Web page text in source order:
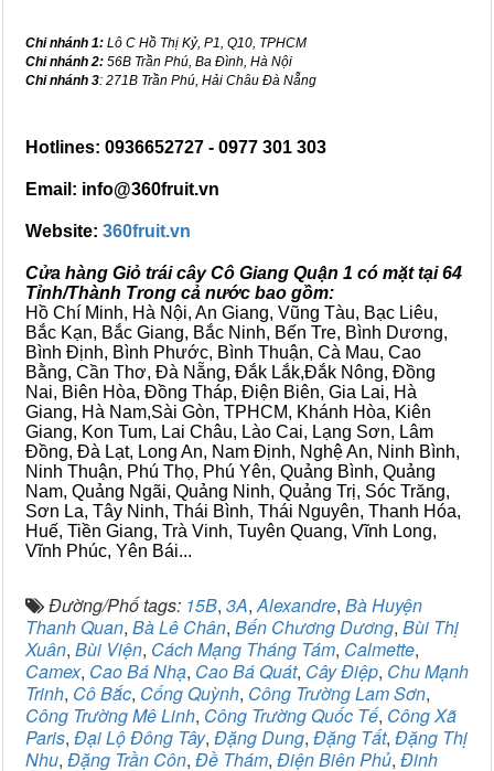
Chi nhánh 1: Lô C Hồ Thị Kỷ, P1, Q10, TPHCM
Chi nhánh 2: 56B Trần Phú, Ba Đình, Hà Nội
Chi nhánh 3: 271B Trần Phú, Hải Châu Đà Nẵng
Hotlines: 0936652727 - 0977 301 303
Email: info@360fruit.vn
Website: 360fruit.vn
Cửa hàng Giỏ trái cây Cô Giang Quận 1 có mặt tại 64
Tỉnh/Thành Trong cả nước bao gồm:
Hồ Chí Minh, Hà Nội, An Giang, Vũng Tàu, Bạc Liêu,
Bắc Kạn, Bắc Giang, Bắc Ninh, Bến Tre, Bình Dương,
Bình Định, Bình Phước, Bình Thuận, Cà Mau, Cao
Bằng, Cần Thơ, Đà Nẵng, Đắk Lắk,Đắk Nông, Đồng
Nai, Biên Hòa, Đồng Tháp, Điện Biên, Gia Lai, Hà
Giang, Hà Nam,Sài Gòn, TPHCM, Khánh Hòa, Kiên
Giang, Kon Tum, Lai Châu, Lào Cai, Lạng Sơn, Lâm
Đồng, Đà Lạt, Long An, Nam Định, Nghệ An, Ninh Bình,
Ninh Thuận, Phú Thọ, Phú Yên, Quảng Bình, Quảng
Nam, Quảng Ngãi, Quảng Ninh, Quảng Trị, Sóc Trăng,
Sơn La, Tây Ninh, Thái Bình, Thái Nguyên, Thanh Hóa,
Huế, Tiền Giang, Trà Vinh, Tuyên Quang, Vĩnh Long,
Vĩnh Phúc, Yên Bái...
Đường/Phố tags: 15B, 3A,Alexandre, Bà Huyện
Thanh Quan, Bà Lê Chân, Bến Chương Dương, Bùi Thị
Xuân, Bùi Viện, Cách Mạng Tháng Tám, Calmette,
Camex, Cao Bá Nhạ, Cao Bá Quát, Cây Điệp, Chu Mạnh
Trinh, Cô Bắc, Cống Quỳnh, Công Trường Lam Sơn,
Công Trường Mê Linh, Công Trường Quốc Tế, Công Xã
Paris, Đại Lộ Đông Tây, Đặng Dung, Đặng Tất, Đặng Thị
Nhu, Đặng Trần Côn, Đề Thám, Điện Biên Phủ, Đinh